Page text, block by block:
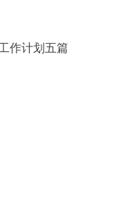
作计划五篇